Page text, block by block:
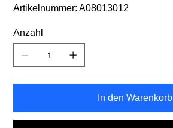
Artikelnummer: A08013012
Anzahl
In den Warenkorb